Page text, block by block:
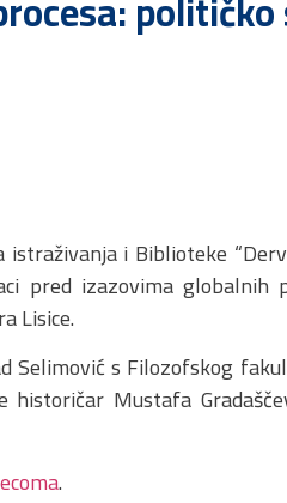
i Biblioteke
pred izazovima globalnih
Lisice.
Selimović s Filozofskog
Mustafa
.